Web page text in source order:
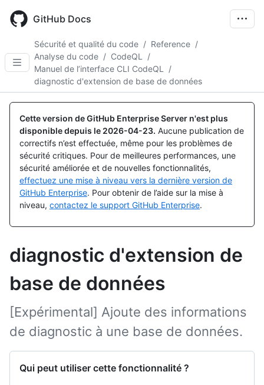
main
GitHub Docs
Sécurité et qualité du code / Reference /
Analyse du code / CodeQL
/
Manuel de l’interface CLI CodeQL
/
diagnostic d'extension de base de données
Cette version de GitHub Enterprise Server n'est plus
disponible depuis le 2026-04-23. Aucune publication de
correctifs n’est effectuée, même pour les problèmes de
sécurité critiques. Pour de meilleures performances, une
sécurité améliorée et de nouvelles fonctionnalités,
effectuez une mise à niveau vers la dernière version de
GitHub Enterprise. Pour obtenir de l’aide sur la mise à
niveau, contactez le support GitHub Enterprise.
diagnostic d'extension de
base de données
[Expérimental] Ajoute des informations
de diagnostic à une base de données.
Qui peut utiliser cette fonctionnalité ?